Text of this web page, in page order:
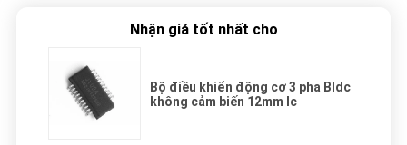
Nhận giá tốt nhất cho
Bộ điều khiển động cơ 3 pha Bldc
không cảm biến 12mm Ic